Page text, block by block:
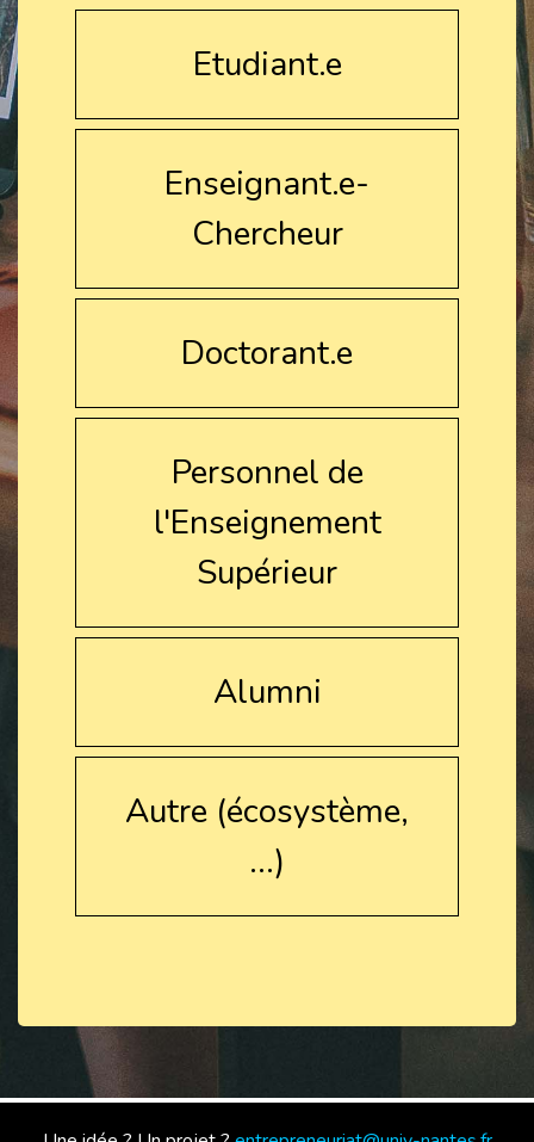
Etudiant.e
Enseignant.e-
Chercheur
Doctorant.e
Personnel de
l'Enseignement
Supérieur
Alumni
Autre (écosystème,
...)